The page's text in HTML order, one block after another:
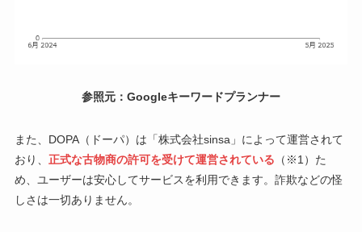
参照元：Googleキーワードプランナー
また、DOPA（ドーパ）は「株式会社sinsa」によって運営されて
おり、 正式な古物商の許可を受けて運営されている （※1）た
め、ユーザーは安心してサービスを利用できます。詐欺などの怪
しさは一切ありません。